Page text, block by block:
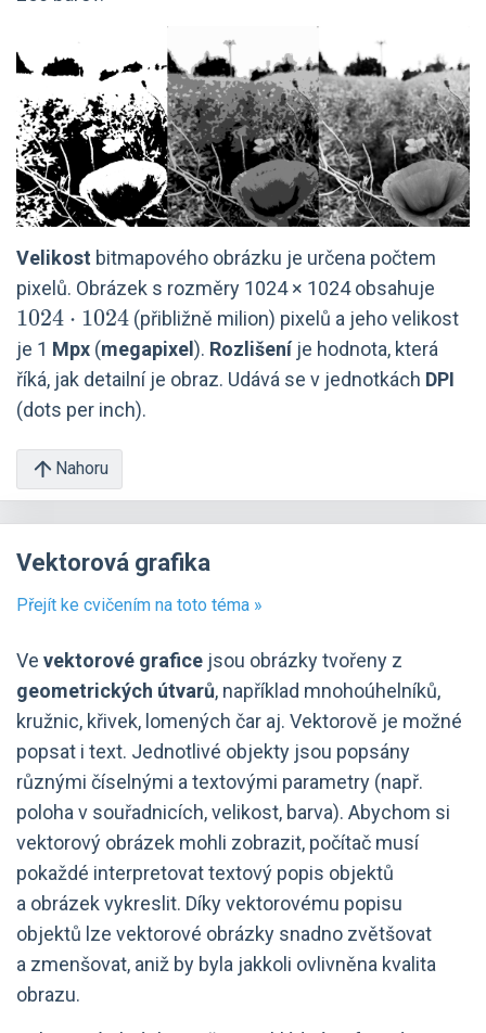
Velikost bitmapového obrázku je určena počtem
pixelů. Obrázek s rozměry 1024 × 1024 obsahuje
1024
1024 ⋅ 1024(přibližně milion) pixelů a jeho velikost
je 1 Mpx (megapixel). Rozlišeníje hodnota, která
říká, jak detailní je obraz. Udává se v jednotkách DPI
(dots per inch).
Nahoru
Vektorová grafika
Přejít ke cvičením na toto téma »
Ve vektorové grafice jsou obrázky tvořeny z
geometrických útvarů, například mnohoúhelníků,
kružnic, křivek, lomených čar aj. Vektorově je možné
popsat i text. Jednotlivé objekty jsou popsány
různými číselnými a textovými parametry (např.
poloha v souřadnicích, velikost, barva). Abychom si
vektorový obrázek mohli zobrazit, počítač musí
pokaždé interpretovat textový popis objektů
a obrázek vykreslit. Díky vektorovému popisu
objektů lze vektorové obrázky snadno zvětšovat
a zmenšovat, aniž by byla jakkoli ovlivněna kvalita
obrazu.